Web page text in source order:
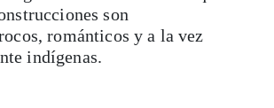
son
románticos y a la vez
indígenas.